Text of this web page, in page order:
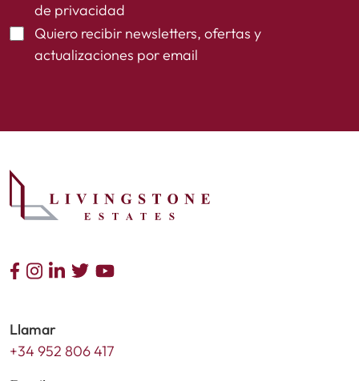
de privacidad
Quiero recibir newsletters, ofertas y
actualizaciones por email
Llamar
+34 952 806 417